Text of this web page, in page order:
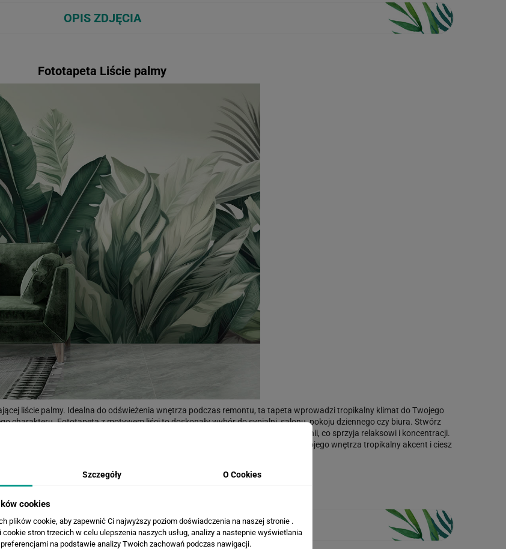
OPIS ZDJĘCIA
Fototapeta Liście palmy
liście palmy. Idealna do odświeżenia wnętrza podczas remontu, ta tapeta wprowadzi tropikalny klimat do Twojego
charakteru. Fototapeta z motywem liści to doskonały wybór do sypialni, salonu, pokoju dziennego czy biura. Stwórz
i świeżości. Zielone liście palmy przypominają o ogrodzie pełnym życia i harmonii, co sprzyja relaksowi i koncentracji.
aranżacji, nasza fototapeta będzie idealnym rozwiązaniem. Wprowadź do swojego wnętrza tropikalny akcent i ciesz
możesz zamówić próbkę w rozmiarze 50x50cm z wybranego zdjęcia.
WIZUALIZACJE PRODUKTU
Szczegóły O Cookies
cookies
plików cookie, aby zapewnić Ci najwyższy poziom doświadczenia na naszej stronie .
stron trzecich w celu ulepszenia naszych usług, analizy a nastepnie wyświetlania
na podstawie analizy Twoich zachowań podczas nawigacji.